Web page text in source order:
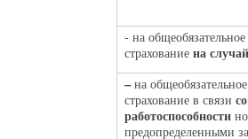
- на
страхование на
–на
страхование в связи
работоспособности
предопределенными